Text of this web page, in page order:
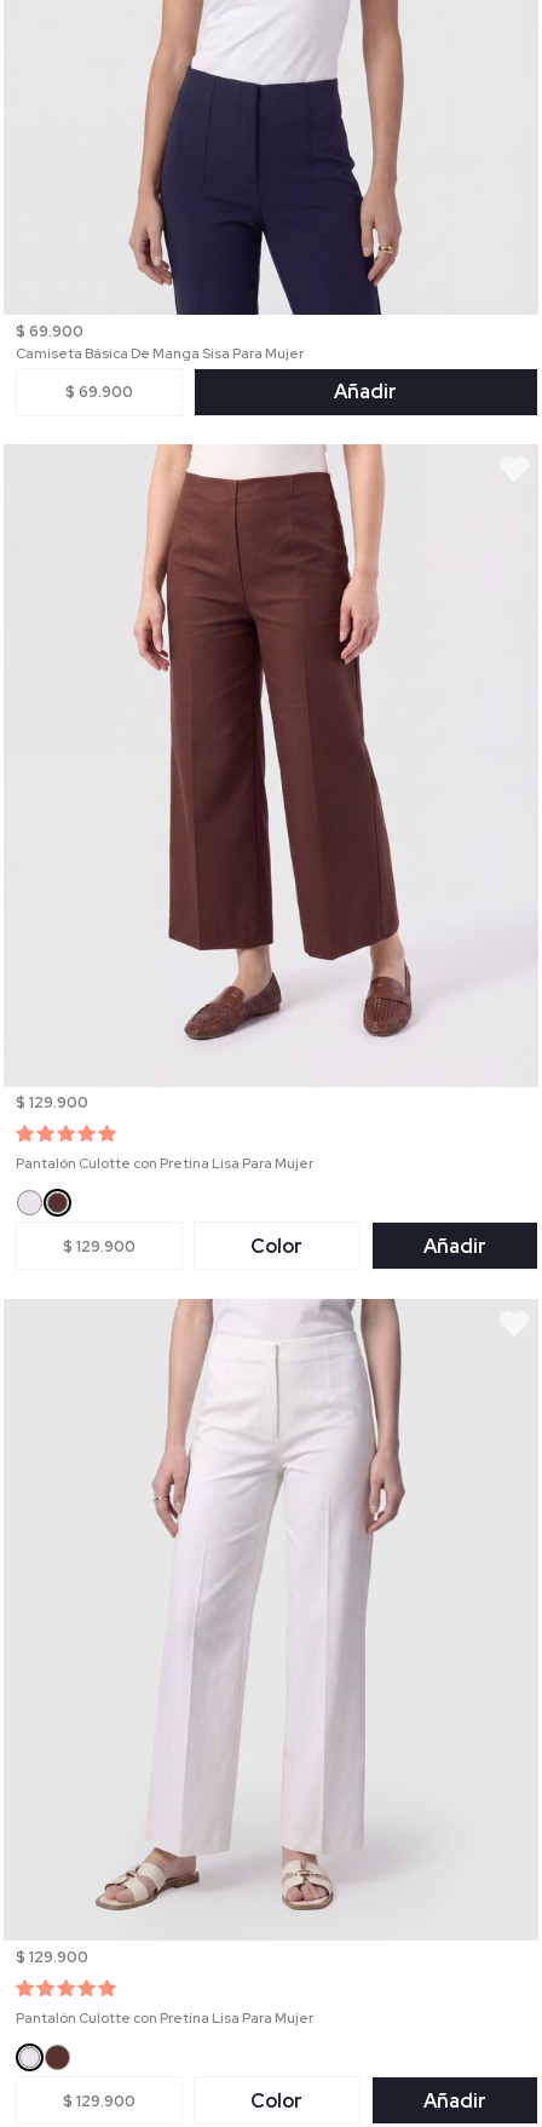
$ 69.900
Camiseta Básica De Manga Sisa Para Mujer
$ 69.900 Añadir
$ 129.900
Pantalón Culotte con Pretina Lisa Para Mujer
$ 129.900 Color Añadir
$ 129.900
Pantalón Culotte con Pretina Lisa Para Mujer
$ 129.900 Color Añadir